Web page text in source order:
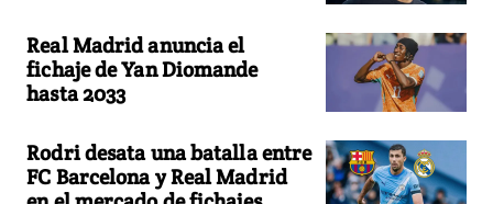
Real Madrid anuncia el
fichaje de Yan Diomande
hasta 2033
Rodri desata una batalla entre
FC Barcelona y Real Madrid